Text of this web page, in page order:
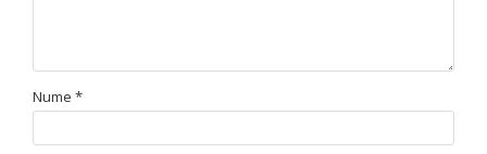
Nume *